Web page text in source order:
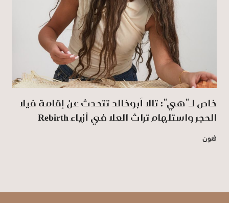
خاص لـ"هي": تالا أبوخالد تتحدث عن إقامة فيلا
الحجر واستلهام تراث العلا في أزياء Rebirth
فنون